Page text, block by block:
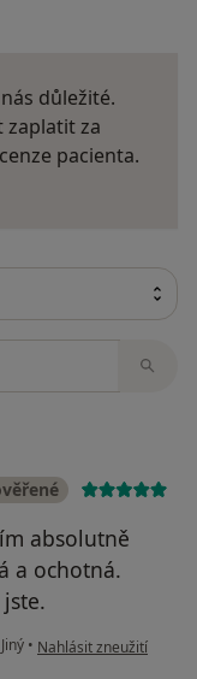
důležité.
zaplatit za
pacienta.
absolutně
a ochotná.
Jiný • podle názoru uživatele
Nahlásit zneužití